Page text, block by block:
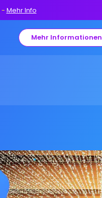
- Mehr Info
Mehr Informationen